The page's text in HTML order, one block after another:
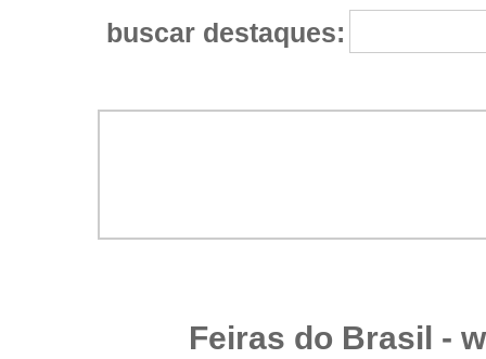
buscar destaques:
Feiras do Brasil -